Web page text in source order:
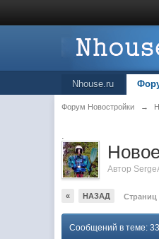
Nhouse.ru
Форум Новостройки →
.
Автор
« НАЗАД Страниц
Сообщений в теме: